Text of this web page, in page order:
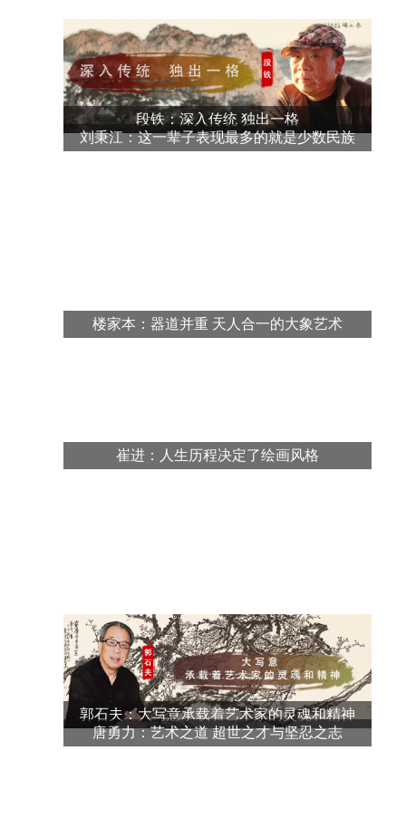
段铁：深入传统 独出一格
刘秉江：这一辈子表现最多的就是少数民族
楼家本：器道并重 天人合一的大象艺术
崔进：人生历程决定了绘画风格
郭石夫：大写意承载着艺术家的灵魂和精神
唐勇力：艺术之道 超世之才与坚忍之志